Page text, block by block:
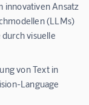
innovativen Ansatz
(LLMs)
visuelle
von Text in
Language